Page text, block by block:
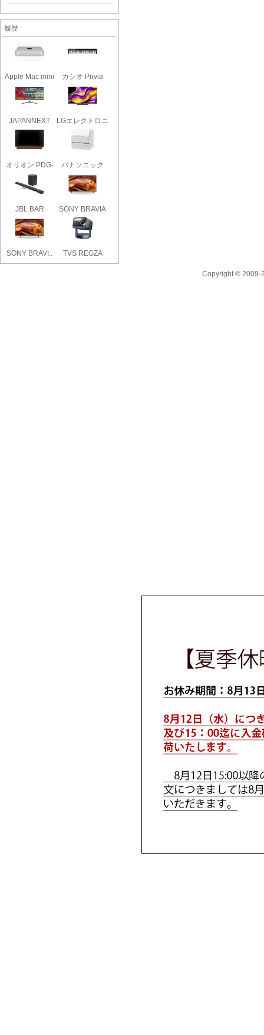
履歴
Apple Mac mini
MGNT3J..
カシオ Privia
PX-S110..
JAPANNEXT
LGエレクトロニ
クス OL..
オリオン PDG-
パナソニック
NP-TCR5-..
JBL BAR
1000MK2 [ブラ..
SONY BRAVIA
KJ-65X75W..
SONY BRAVI..
TVS REGZA
Copyright © 2009-